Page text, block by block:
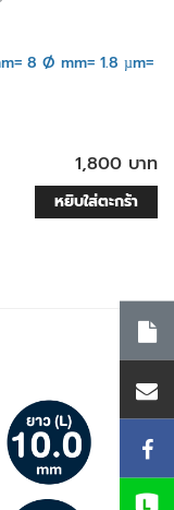
8 Ø mm= 1.8 µm=
1,800 บาท
หยิบใส่ตะกร้า